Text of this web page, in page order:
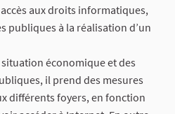
aux droits informatiques,
publiques à la réalisation d’un
économique et des
il prend des mesures
différents foyers, en fonction